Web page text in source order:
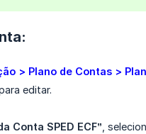
> Plano de Contas >
editar.
Conta SPED ECF” ,